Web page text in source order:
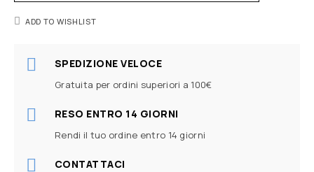
ADD TO WISHLIST
SPEDIZIONE VELOCE
Gratuita per ordini superiori a 100€
RESO ENTRO 14 GIORNI
Rendi il tuo ordine entro 14 giorni
CONTATTACI